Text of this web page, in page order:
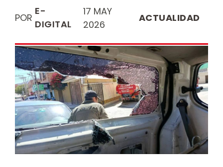
POR
E-
DIGITAL
17 MAY
2026
ACTUALIDAD